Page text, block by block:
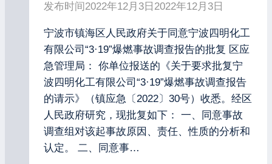
发布时间2022年12月3日 2022年12月3日
宁波市镇海区人民政府关于同意宁波四明化工
有限公司“3·19”爆燃事故调查报告的批复 区应
急管理局： 你单位报送的《关于要求批复宁
波四明化工有限公司“3·19”爆燃事故调查报告
的请示》（镇应急〔2022〕30号）收悉。经区
人民政府研究，现批复如下： 一、同意事故
调查组对该起事故原因、责任、性质的分析和
认定。 二、同意事…